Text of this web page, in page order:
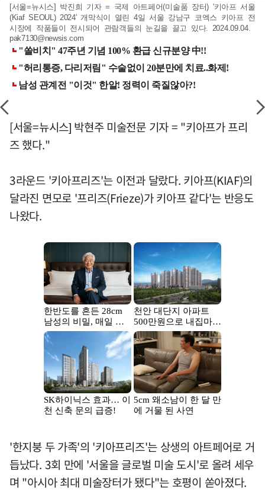
[서울=뉴시스] 박진희 기자 = 국제 아트페어(미술품 장터) '키아프 서울
(Kiaf SEOUL) 2024' 개막식이 열린 4일 서울 강남구 코엑스 키아프 전
시장에 작품들이 전시되어 관람객들의 눈길을 끌고 있다. 2024.09.04.
pak7130@newsis.com
[서울=뉴시스] 박현주 미술전문 기자 = "키아프가 프리
즈 했다."
3라운드 '키아프리즈'는 이전과 달랐다. 키아프(KIAF)의
달라진 면모로 '프리즈(Frieze)가 키아프 같다'는 반응도
나왔다.
'한지붕 두 가족'의 '키아프리즈'는 상생의 아트페어로 거
듭났다. 3회 만에 '서울을 글로벌 미술 도시'로 올려 세우
며 "아시아 최대 미술장터가 됐다"는 호평이 쏟아졌다.